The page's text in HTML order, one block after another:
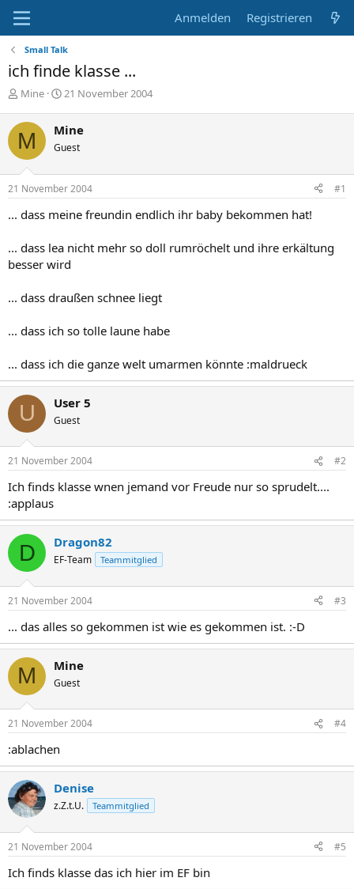
Anmelden Registrieren
Small Talk
ich finde klasse ...
E
s
t
e
l
l
e
Mine
E
t
e
l
t
m
21 November 2004
M Mine
Guest
21 November 2004 #1
... dass meine freundin endlich ihr baby bekommen hat!
... dass lea nicht mehr so doll rumröchelt und ihre erkältung
besser wird
... dass draußen schnee liegt
... dass ich so tolle laune habe
... dass ich die ganze welt umarmen könnte :maldrueck
U User 5
Guest
21 November 2004 #2
Ich finds klasse wnen jemand vor Freude nur so sprudelt....
:applaus
D Dragon82
EF-Team Teammitglied
21 November 2004 #3
... das alles so gekommen ist wie es gekommen ist. :-D
M Mine
Guest
21 November 2004 #4
:ablachen
Denise
z.Z.t.U. Teammitglied
21 November 2004 #5
Ich finds klasse das ich hier im EF bin